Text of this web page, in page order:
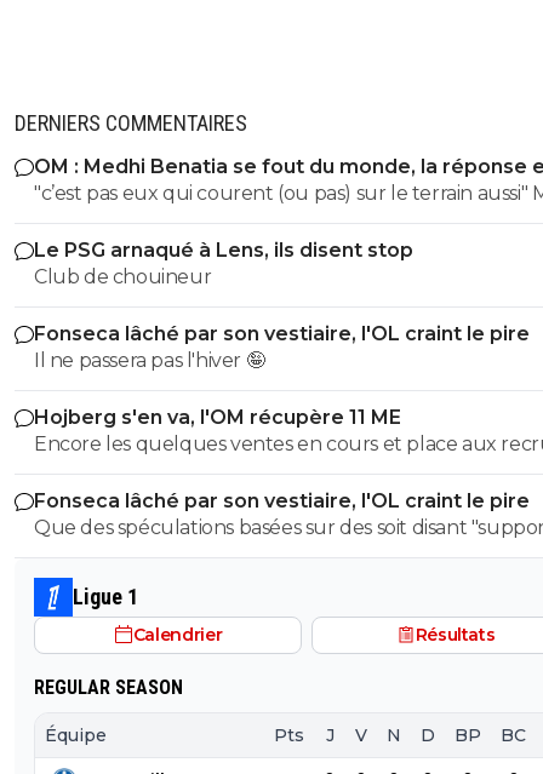
DERNIERS COMMENTAIRES
OM : Medhi Benatia se fout du monde, la réponse
violente
"c’est pas eux qui courent (ou pas) sur le terrain aussi" Merci
pour l'info heureusement que tu est la 😘
Le PSG arnaqué à Lens, ils disent stop
Club de chouineur
Fonseca lâché par son vestiaire, l'OL craint le pire
Il ne passera pas l'hiver 🤪
Hojberg s'en va, l'OM récupère 11 ME
Encore les quelques ventes en cours et place aux
maintenant 👊⚽
Fonseca lâché par son vestiaire, l'OL craint le pire
Que des spéculations basées sur des soit disant
de X....
Ligue 1
Calendrier Résultats
REGULAR SEASON
Équipe Pts J V N D BP BC